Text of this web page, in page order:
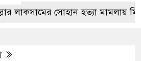
সোহান হত্যা মামলায় মিজানুর